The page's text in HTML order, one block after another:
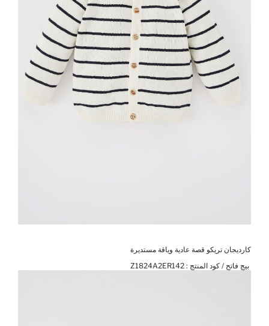
كارديجان تريكو قصة عادية وياقة مستديرة
بيج فاتح / كود المنتج : Z1824A2ER142